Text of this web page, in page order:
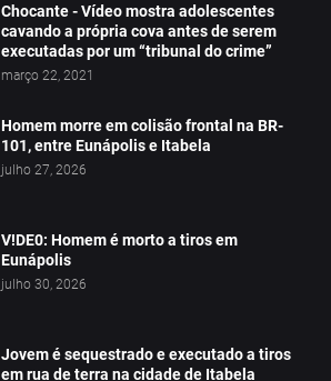
Chocante - Vídeo mostra adolescentes
cavando a própria cova antes de serem
executadas por um “tribunal do crime”
março 22, 2021
Homem morre em colisão frontal na BR-
101, entre Eunápolis e Itabela
julho 27, 2026
V!DE0: Homem é morto a tiros em
Eunápolis
julho 30, 2026
Jovem é sequestrado e executado a tiros
em rua de terra na cidade de Itabela